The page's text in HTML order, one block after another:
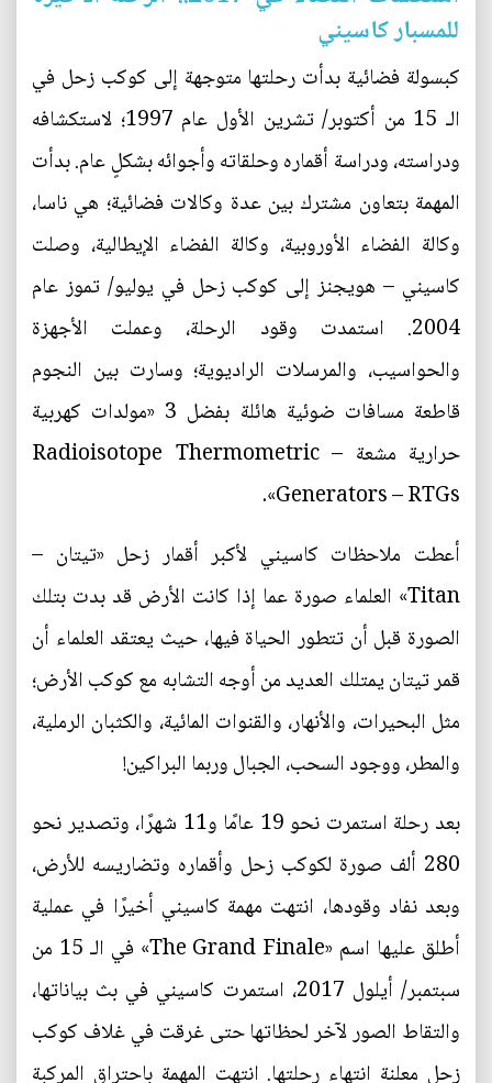
للمسبار كاسيني
كبسولة فضائية بدأت رحلتها متوجهة إلى كوكب زحل في
الـ 15 من أكتوبر/ تشرين الأول عام 1997؛ لاستكشافه
ودراسته، ودراسة أقماره وحلقاته وأجوائه بشكلٍ عام. بدأت
المهمة بتعاون مشترك بين عدة وكالات فضائية؛ هي ناسا،
وكالة الفضاء الأوروبية، وكالة الفضاء الإيطالية، وصلت
كاسيني – هويجنز إلى كوكب زحل في يوليو/ تموز عام
2004. استمدت وقود الرحلة، وعملت الأجهزة
والحواسيب، والمرسلات الراديوية؛ وسارت بين النجوم
قاطعة مسافات ضوئية هائلة بفضل 3 «مولدات كهربية
حرارية مشعة – Radioisotope Thermometric
Generators – RTGs».
أعطت ملاحظات كاسيني لأكبر أقمار زحل «تيتان –
Titan» العلماء صورة عما إذا كانت الأرض قد بدت بتلك
الصورة قبل أن تتطور الحياة فيها، حيث يعتقد العلماء أن
قمر تيتان يمتلك العديد من أوجه التشابه مع كوكب الأرض؛
مثل البحيرات، والأنهار، والقنوات المائية، والكثبان الرملية،
والمطر، ووجود السحب، الجبال وربما البراكين!
بعد رحلة استمرت نحو 19 عامًا و11 شهرًا، وتصدير نحو
280 ألف صورة لكوكب زحل وأقماره وتضاريسه للأرض،
وبعد نفاد وقودها، انتهت مهمة كاسيني أخيرًا في عملية
أطلق عليها اسم «The Grand Finale» في الـ 15 من
سبتمبر/ أيلول 2017، استمرت كاسيني في بث بياناتها،
والتقاط الصور لآخر لحظاتها حتى غرقت في غلاف كوكب
زحل معلنة انتهاء رحلتها. انتهت المهمة باحتراق المركبة